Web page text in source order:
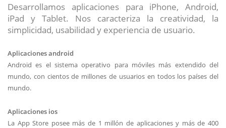
Desarrollamos aplicaciones para iPhone, Android,
iPad y Tablet. Nos caracteriza la creatividad, la
simplicidad, usabilidad y experiencia de usuario.
Aplicaciones android
Android es el sistema operativo para móviles más extendido del
mundo, con cientos de millones de usuarios en todos los países del
mundo.
Aplicaciones ios
La App Store posee más de 1 millón de aplicaciones y más de 400